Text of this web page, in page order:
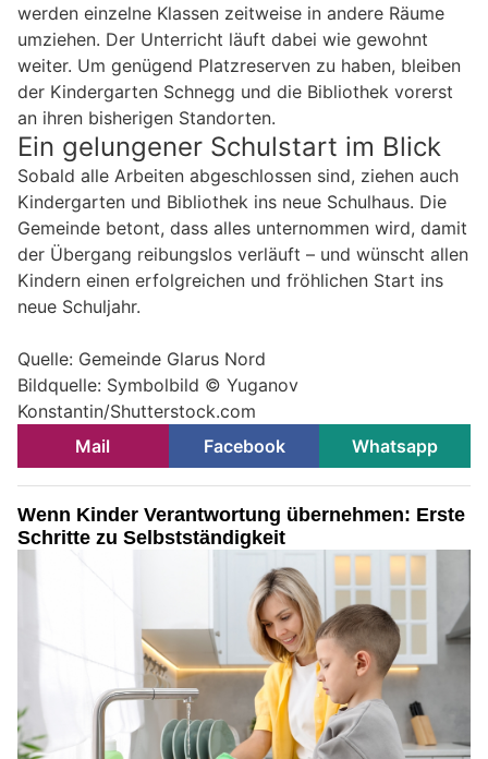
werden einzelne Klassen zeitweise in andere Räume
umziehen. Der Unterricht läuft dabei wie gewohnt
weiter. Um genügend Platzreserven zu haben, bleiben
der Kindergarten Schnegg und die Bibliothek vorerst
an ihren bisherigen Standorten.
Ein gelungener Schulstart im Blick
Sobald alle Arbeiten abgeschlossen sind, ziehen auch
Kindergarten und Bibliothek ins neue Schulhaus. Die
Gemeinde betont, dass alles unternommen wird, damit
der Übergang reibungslos verläuft – und wünscht allen
Kindern einen erfolgreichen und fröhlichen Start ins
neue Schuljahr.
Quelle: Gemeinde Glarus Nord
Bildquelle: Symbolbild © Yuganov
Konstantin/Shutterstock.com
Mail
Facebook Whatsapp
Wenn Kinder Verantwortung übernehmen: Erste
Schritte zu Selbstständigkeit